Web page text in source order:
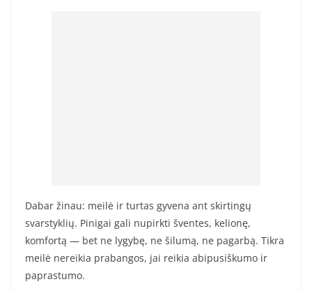
Dabar žinau: meilė ir turtas gyvena ant skirtingų
svarstyklių. Pinigai gali nupirkti šventes, kelionę,
komfortą — bet ne lygybę, ne šilumą, ne pagarbą. Tikra
meilė nereikia prabangos, jai reikia abipusiškumo ir
paprastumo.